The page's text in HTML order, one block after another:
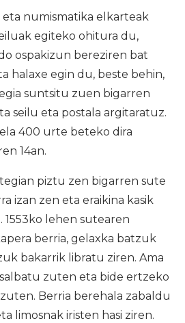
eta numismatika elkarteak
egiteko ohitura du,
ospakizun bereziren bat
halaxe egin du, beste behin,
suntsitu zuen bigarren
seilu eta postala argitaratuz.
400 urte beteko dira
14an.
piztu zen bigarren sute
izan zen eta eraikina kasik
lehen sutearen
berria, gelaxka batzuk
bakarrik libratu ziren. Ama
zuten eta bide ertzeko
Berria berehala zabaldu
limosnak iristen hasi ziren.